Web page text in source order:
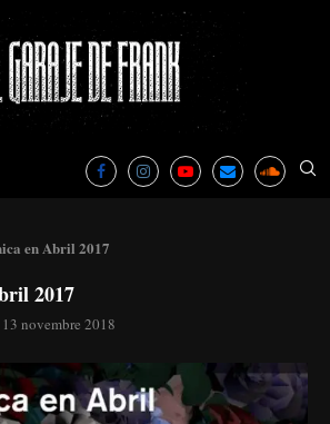
en Abril 2017
2017
13 novembre 2018